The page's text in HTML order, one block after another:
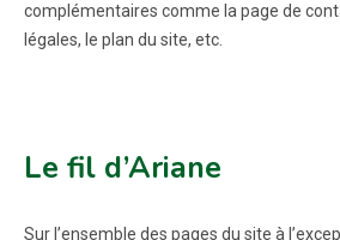
complémentaires comme la page de
légales, le plan du site, etc.
Le fil d’Ariane
Sur l’ensemble des pages du site à